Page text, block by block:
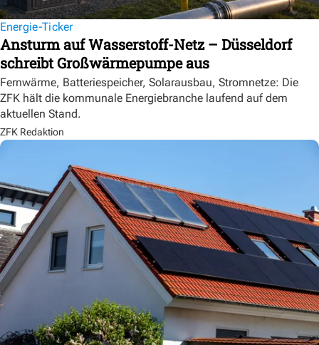
Energie-Ticker
Ansturm auf Wasserstoff-Netz – Düsseldorf
schreibt Großwärmepumpe aus
Fernwärme, Batteriespeicher, Solarausbau, Stromnetze: Die
ZFK hält die kommunale Energiebranche laufend auf dem
aktuellen Stand.
ZFK Redaktion